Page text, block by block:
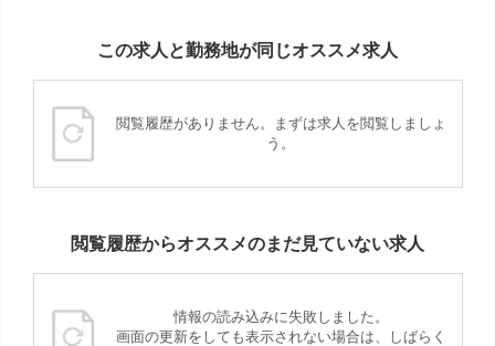
この求人と勤務地が同じオススメ求人
閲覧履歴がありません。まずは求人を閲覧しましょ
う。
閲覧履歴からオススメのまだ見ていない求人
情報の読み込みに失敗しました。
画面の更新をしても表示されない場合は、しばらく